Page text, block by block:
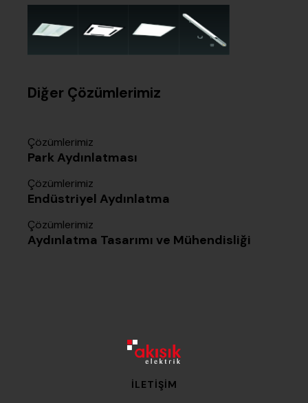
Diğer Çözümlerimiz
Çözümlerimiz
Park Aydınlatması
Çözümlerimiz
Endüstriyel Aydınlatma
Çözümlerimiz
Aydınlatma Tasarımı ve Mühendisliği
İLETIŞIM